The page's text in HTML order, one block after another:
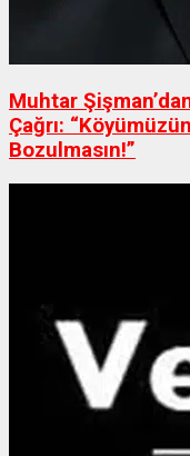
Muhtar
Çağrı: “Köyümüzün
Bozulmasın!”